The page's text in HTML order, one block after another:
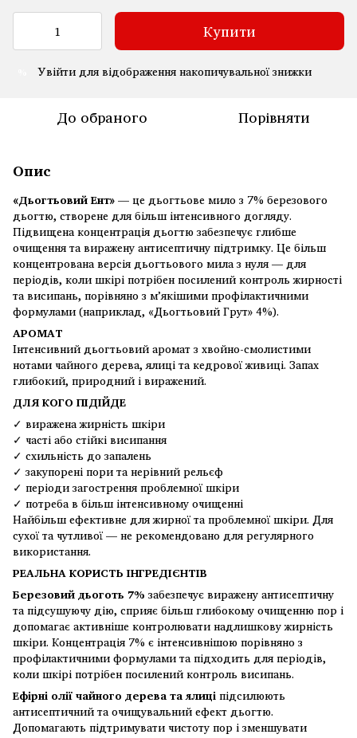
Купити
Увійтидля відображення накопичувальної знижки
До обраного Порівняти
Опис
«Дьогтьовий Ент»— це дьогтьове мило з 7% березового
дьогтю, створене для більш інтенсивного догляду.
Підвищена концентрація дьогтю забезпечує глибше
очищення та виражену антисептичну підтримку. Це більш
концентрована версія дьогтьового мила з нуля — для
періодів, коли шкірі потрібен посилений контроль жирності
та висипань, порівняно з м’якішими профілактичними
формулами (наприклад, «Дьогтьовий Грут» 4%).
АРОМАТ
Інтенсивний дьогтьовий аромат з хвойно-смолистими
нотами чайного дерева, ялиці та кедрової живиці. Запах
глибокий, природний і виражений.
ДЛЯ КОГО ПІДІЙДЕ
✓ виражена жирність шкіри
✓ часті або стійкі висипання
✓ схильність до запалень
✓ закупорені пори та нерівний рельєф
✓ періоди загострення проблемної шкіри
✓ потреба в більш інтенсивному очищенні
Найбільш ефективне для жирної та проблемної шкіри. Для
сухої та чутливої — не рекомендовано для регулярного
використання.
РЕАЛЬНА КОРИСТЬ ІНГРЕДІЄНТІВ
Березовий дьоготь 7% забезпечує виражену антисептичну
та підсушуючу дію, сприяє більш глибокому очищенню пор і
допомагає активніше контролювати надлишкову жирність
шкіри. Концентрація 7% є інтенсивнішою порівняно з
профілактичними формулами та підходить для періодів,
коли шкірі потрібен посилений контроль висипань.
Ефірні олії чайного дерева та ялиціпідсилюють
антисептичний та очищувальний ефект дьогтю.
Допомагають підтримувати чистоту пор і зменшувати